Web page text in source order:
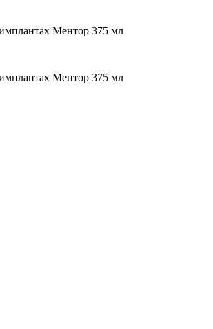
Ментор 375 мл
Ментор 375 мл